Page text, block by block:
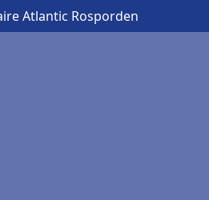
Atlantic Rosporden